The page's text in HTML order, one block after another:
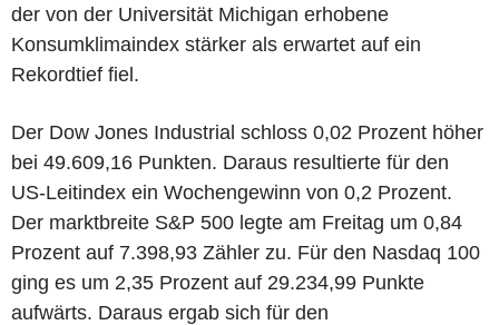
der von der Universität Michigan erhobene
Konsumklimaindex stärker als erwartet auf ein
Rekordtief fiel.
Der Dow Jones Industrial schloss 0,02 Prozent höher
bei 49.609,16 Punkten. Daraus resultierte für den
US-Leitindex ein Wochengewinn von 0,2 Prozent.
Der marktbreite S&P 500 legte am Freitag um 0,84
Prozent auf 7.398,93 Zähler zu. Für den Nasdaq 100
ging es um 2,35 Prozent auf 29.234,99 Punkte
aufwärts. Daraus ergab sich für den